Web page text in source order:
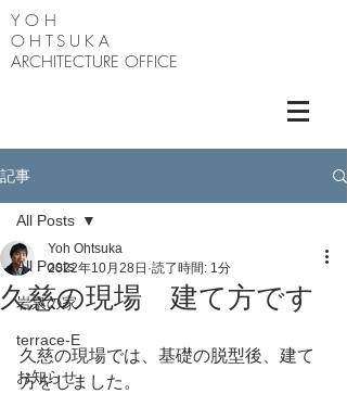
Y O H
OHTSUKA
ARCHITECTURE OFFICE
記事
All Posts
岩泉の家
terrace-E
お知らせ
All Posts
久慈の現場 建て方です
Yoh Ohtsuka
2022年10月28日 読了時間: 1分
久慈の現場では、基礎の脱型後、建て
方をしました。